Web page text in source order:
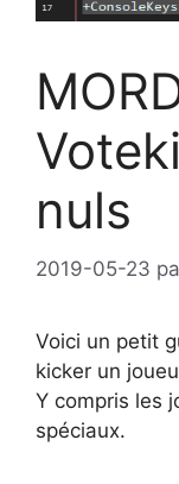
nuls
2019-05-23
Voici un petit
kicker un
Y compris les
spéciaux.